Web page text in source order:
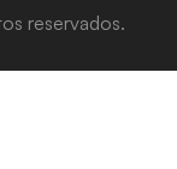
reservados.